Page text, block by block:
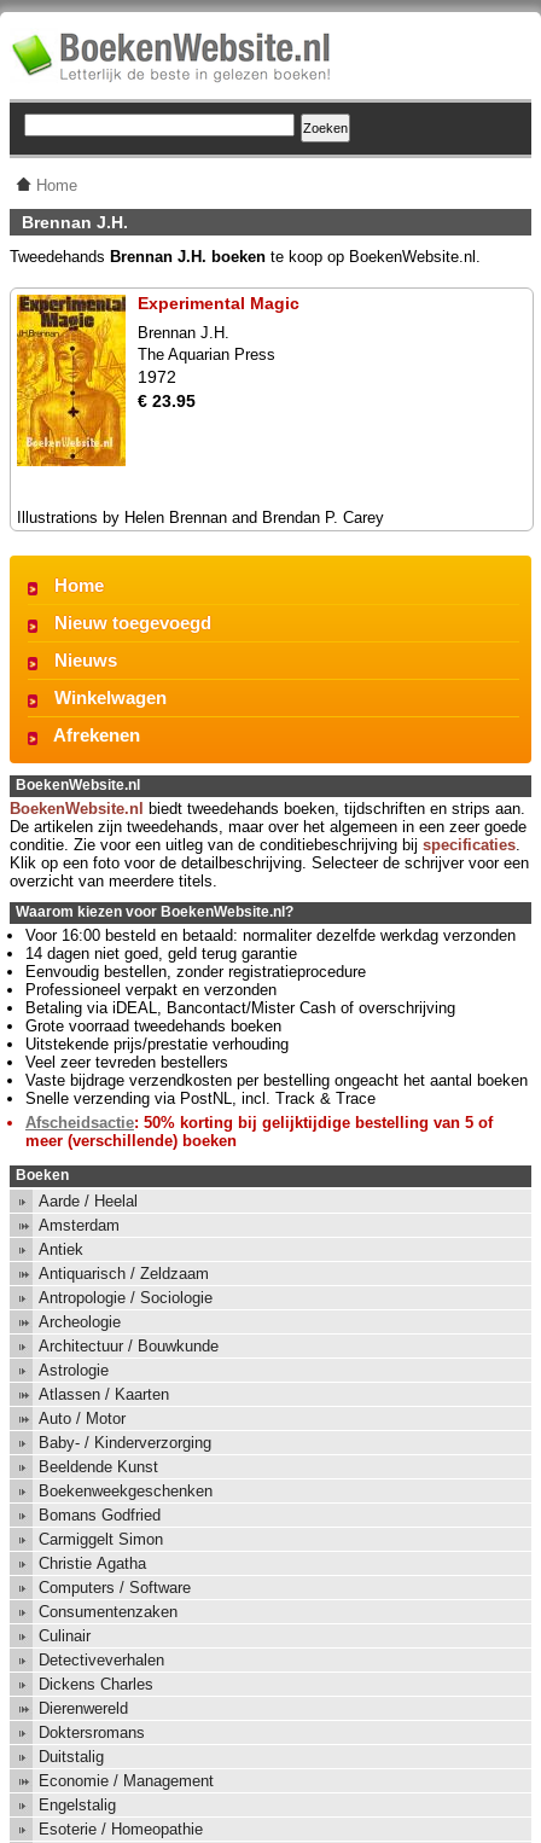
Home
Brennan J.H.
Tweedehands Brennan J.H. boeken te koop op BoekenWebsite.nl.
Experimental Magic
Brennan J.H.
The Aquarian Press
1972
€ 23.95
Illustrations by Helen Brennan and Brendan P. Carey
Home
Nieuw toegevoegd
Nieuws
Winkelwagen
Afrekenen
BoekenWebsite.nl
BoekenWebsite.nl
biedt tweedehands boeken, tijdschriften en strips aan.
De artikelen zijn tweedehands, maar over het algemeen in een zeer goede
conditie. Zie voor een uitleg van de conditiebeschrijving bij specificaties.
Klik op een foto voor de detailbeschrijving. Selecteer de schrijver voor een
overzicht van meerdere titels.
Waarom kiezen voor BoekenWebsite.nl?
Voor 16:00 besteld en betaald: normaliter dezelfde werkdag verzonden
14 dagen niet goed, geld terug garantie
Eenvoudig bestellen, zonder registratieprocedure
Professioneel verpakt en verzonden
Betaling via iDEAL, Bancontact/Mister Cash of overschrijving
Grote voorraad tweedehands boeken
Uitstekende prijs/prestatie verhouding
Veel zeer tevreden bestellers
Vaste bijdrage verzendkosten per bestelling ongeacht het aantal boeken
Snelle verzending via PostNL, incl. Track & Trace
Afscheidsactie: 50% korting bij gelijktijdige bestelling van 5 of
meer (verschillende) boeken
Boeken
Aarde / Heelal
Amsterdam
Antiek
Antiquarisch / Zeldzaam
Antropologie / Sociologie
Archeologie
Architectuur / Bouwkunde
Astrologie
Atlassen / Kaarten
Auto / Motor
Baby- / Kinderverzorging
Beeldende Kunst
Boekenweekgeschenken
Bomans Godfried
Carmiggelt Simon
Christie Agatha
Computers / Software
Consumentenzaken
Culinair
Detectiveverhalen
Dickens Charles
Dierenwereld
Doktersromans
Duitstalig
Economie / Management
Engelstalig
Esoterie / Homeopathie